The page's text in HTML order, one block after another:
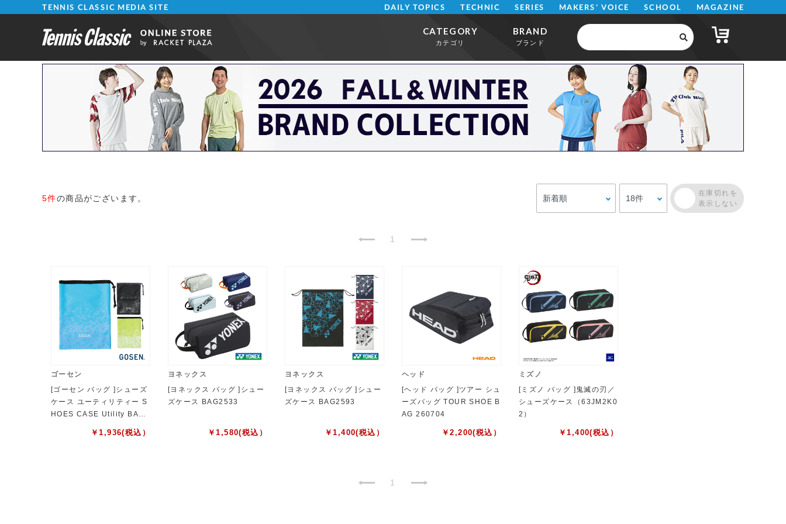
TENNIS CLASSIC MEDIA SITE DAILY TOPICS TECHNIC SERIES MAKERS' VOICE SCHOOL MAGAZINE
CATEGORY
カテゴリ
BRAND
ブランド
5件の商品がございます。
1
ゴーセン
[ゴーセン バッグ ]シューズ
ケース ユーティリティー S
HOES CASE Utility BA26
￥1,936(税込）
ヨネックス
[ヨネックス バッグ ]シュー
ズケース BAG2533
￥1,580(税込）
ヨネックス
[ヨネックス バッグ ]シュー
ズケース BAG2593
￥1,400(税込）
ヘッド
[ヘッド バッグ ]ツアー シュ
ーズバッグ TOUR SHOE B
AG 260704
￥2,200(税込）
ミズノ
[ミズノ バッグ ]鬼滅の刃／
シューズケース（63JM2K0
2）
￥1,400(税込）
1